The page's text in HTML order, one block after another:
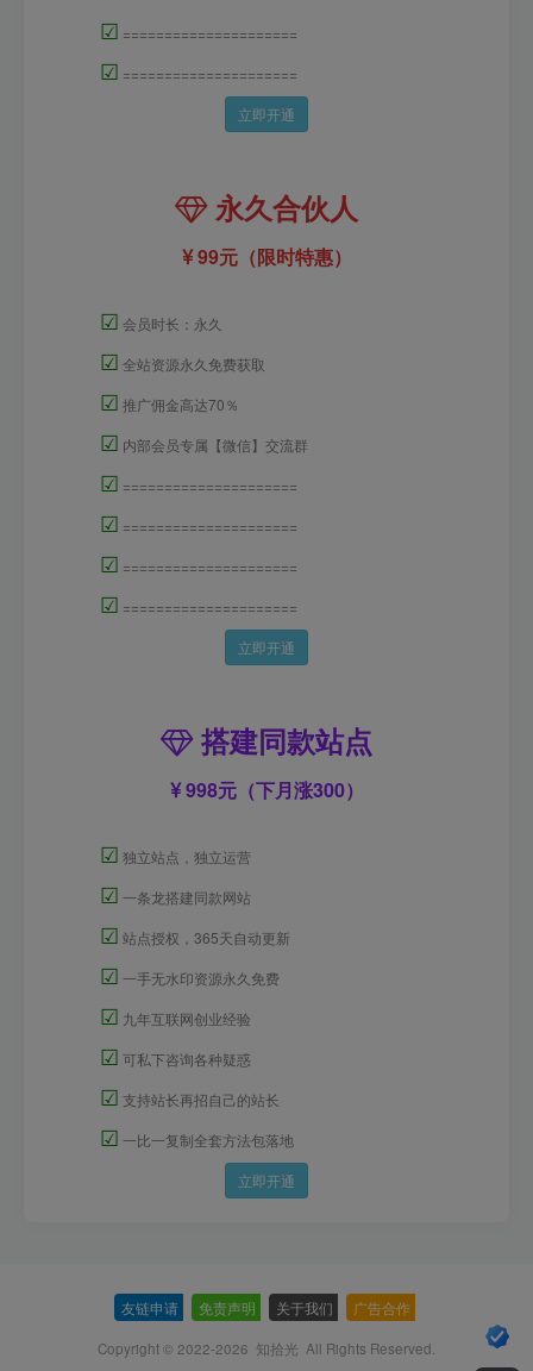
☑ =====================
☑ =====================
立即开通
永久合伙人
99元（限时特惠）
☑ 会员时长：永久
☑ 全站资源永久免费获取
☑ 推广佣金高达70％
☑ 内部会员专属【微信】交流群
☑ =====================
☑ =====================
☑ =====================
☑ =====================
立即开通
搭建同款站点
998元（下月涨300）
☑ 独立站点，独立运营
☑ 一条龙搭建同款网站
☑ 站点授权，365天自动更新
☑ 一手无水印资源永久免费
☑ 九年互联网创业经验
☑ 可私下咨询各种疑惑
☑ 支持站长再招自己的站长
☑ 一比一复制全套方法包落地
立即开通
友链申请 免责声明 关于我们 广告合作
Copyright © 2022-2026 知拾光 All Rights Reserved.